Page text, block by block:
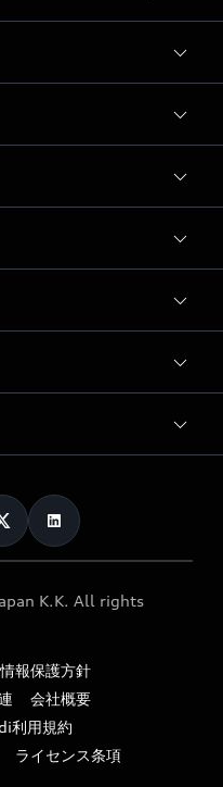
K.K. All rights
報保護方針
会社概要
利用規約
ライセンス条項